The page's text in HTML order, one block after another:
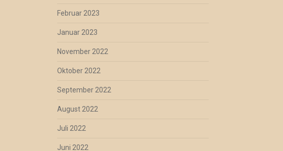
Februar 2023
Januar 2023
November 2022
Oktober 2022
September 2022
August 2022
Juli 2022
Juni 2022